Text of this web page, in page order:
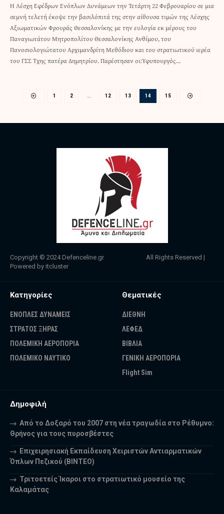
Η Λέσχη Εφέδρων Ενόπλων Δυνάμεων την Τετάρτη 22 Φεβρουαρίου σε μια
σεμνή τελετή έκοψε την βασιλόπιτά της στην αίθουσα τιμών της Λέσχης
Αξιωματικών Φρουράς Θεσσαλονίκης με την ευλογία εκ μέρους του
Παναγιωτάτου Μητροπολίτου Θεσσαλονίκης Ανθίμου, του
Πανοσιολογιώτατου Αρχιμανδρίτη Μεθόδιου και του στρατιωτικού ιερέα
του ΓΣΣ Τχης πατέρα Δημητρίου. Παρέστησαν οι:Υφυπουργός…
1 2 … 12 13 14 15
Copyright © 2024 Defenceline.gr All Rights Reserved |
Powered by itcluster
Κατηγορίες
ΕΝΟΠΛΕΣ ΔΥΝΑΜΕΙΣ
ΣΤΡΑΤΟΣ ΞΗΡΑΣ
ΠΟΛΕΜΙΚΗ ΑΕΡΟΠΟΡΙΑ
ΠΟΛΕΜΙΚΟ ΝΑΥΤΙΚΟ
Θεματικές
ΔΙΕΘΝΗ
ΛΕΦΕΔ
ΒΙΒΛΙΑ
ΓΕΝΙΚΗ ΑΕΡΟΠΟΡΙΑ
Flight Sim
Δημοφιλή
Από το Δοξαρό του 2007 στη νέα τραγωδία στο Ρέθυμνο:
Θρήνος για τους πυροσβέστες
Επιχειρησιακή Εκπαίδευση Χειριστών Αντιαρματικών
Όπλων Πεζικού (ΒΙΝΤΕΟ)
Τριτοετείς Ίκαροι στο στρατιωτικό μουσείο της
Καλαμάτας